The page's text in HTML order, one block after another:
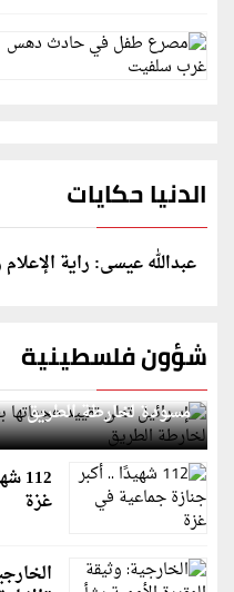
الدنيا حكايات
عبدالله عيسى: راية
شؤون فلسطينية
إسرائيل تعلن تقييد
مسودة لخارطة الطريق
غزة